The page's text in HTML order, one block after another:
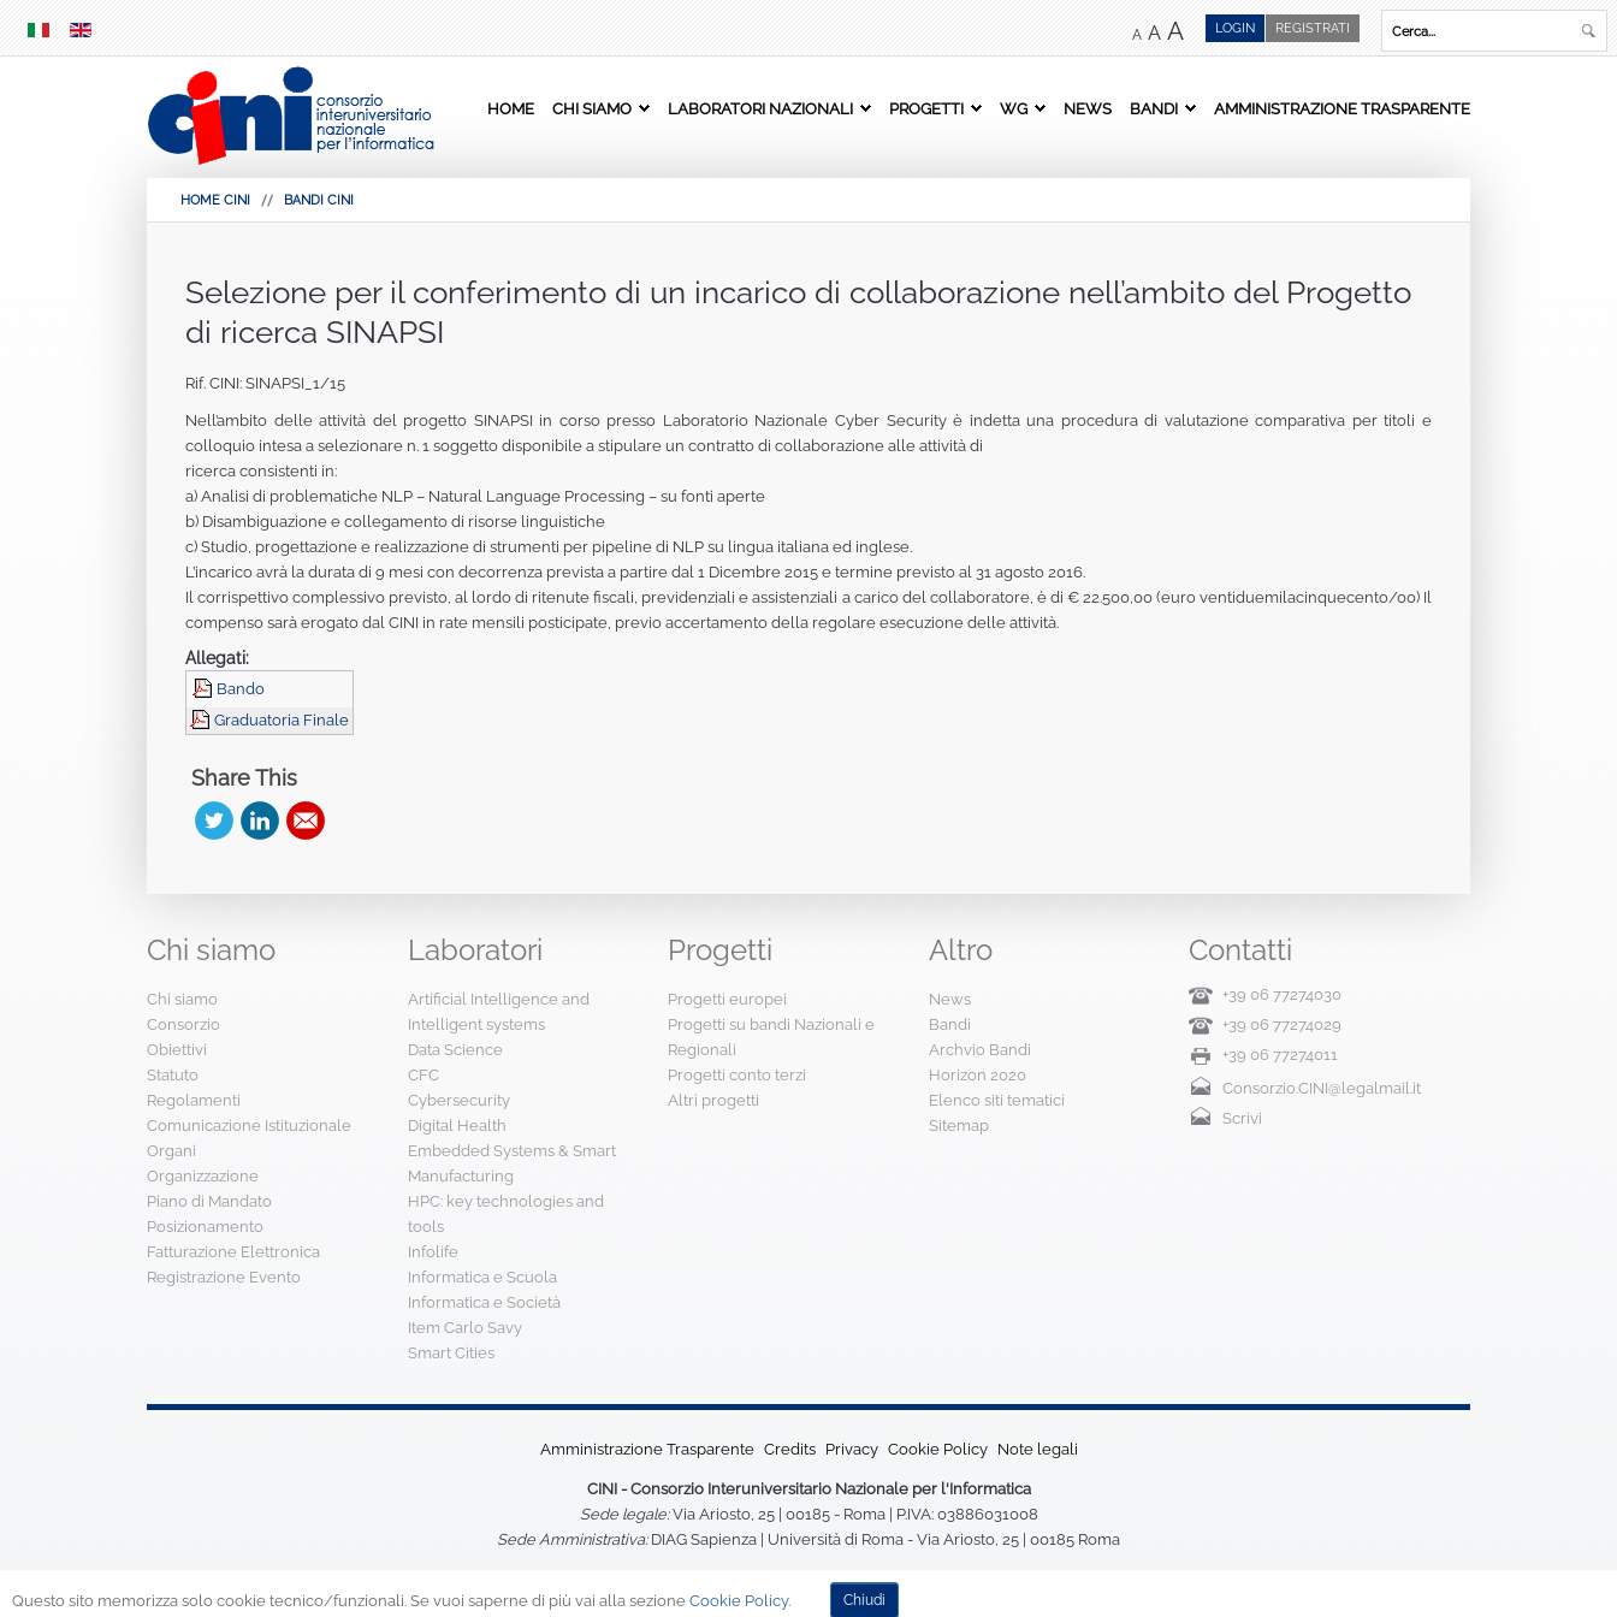
MENU
REGISTRATI
LOGIN
A A A
HOME CHI SIAMO LABORATORI NAZIONALI PROGETTI WG NEWS BANDI AMMINISTRAZIONE TRASPARENTE
HOME CINI BANDI CINI
Selezione per il conferimento di un incarico di collaborazione nell’ambito del Progetto
di ricerca SINAPSI
Rif. CINI: SINAPSI_1/15
Nell’ambito delle attività del progetto SINAPSI in corso presso Laboratorio Nazionale Cyber Security è indetta una procedura di valutazione comparativa per titoli e
colloquio intesa a selezionare n. 1 soggetto disponibile a stipulare un contratto di collaborazione alle attività di
ricerca consistenti in:
a) Analisi di problematiche NLP – Natural Language Processing – su fonti aperte
b) Disambiguazione e collegamento di risorse linguistiche
c) Studio, progettazione e realizzazione di strumenti per pipeline di NLP su lingua italiana ed inglese.
L’incarico avrà la durata di 9 mesi con decorrenza prevista a partire dal 1 Dicembre 2015 e termine previsto al 31 agosto 2016.
Il corrispettivo complessivo previsto, al lordo di ritenute fiscali, previdenziali e assistenziali a carico del collaboratore, è di € 22.500,00 (euro ventiduemilacinquecento/00) Il
compenso sarà erogato dal CINI in rate mensili posticipate, previo accertamento della regolare esecuzione delle attività.
Allegati:
Bando
Graduatoria Finale
Share This
Chi siamo
Chi siamo
Consorzio
Obiettivi
Statuto
Regolamenti
Comunicazione Istituzionale
Organi
Organizzazione
Piano di Mandato
Posizionamento
Fatturazione Elettronica
Registrazione Evento
Laboratori
Artificial Intelligence and
Intelligent systems
Data Science
CFC
Cybersecurity
Digital Health
Embedded Systems & Smart
Manufacturing
HPC: key technologies and
tools
Infolife
Informatica e Scuola
Informatica e Società
Item Carlo Savy
Smart Cities
Progetti
Progetti europei
Progetti su bandi Nazionali e
Regionali
Progetti conto terzi
Altri progetti
Altro
News
Bandi
Archvio Bandi
Horizon 2020
Elenco siti tematici
Sitemap
Contatti
+39 06 77274030
+39 06 77274029
+39 06 77274011
Consorzio.CINI@legalmail.it
Scrivi
Amministrazione Trasparente Credits Privacy Cookie Policy Note legali
CINI - Consorzio Interuniversitario Nazionale per l'Informatica
Sede legale:Via Ariosto, 25 | 00185 - Roma | P.IVA: 03886031008
Sede Amministrativa:DIAG Sapienza | Università di Roma - Via Ariosto, 25 | 00185 Roma
Questo sito memorizza solo cookie tecnico/funzionali. Se vuoi saperne di più vai alla sezione Cookie Policy. Chiudi